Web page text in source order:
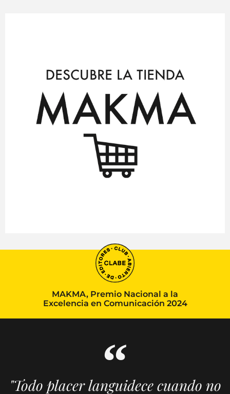
MAKMA, Premio Nacional a la
Excelencia en Comunicación 2024
"Todo placer languidece cuando no